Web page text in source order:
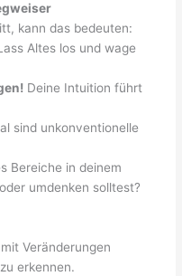
kann das bedeuten:
Altes los und wage
Deine Intuition führt
sind unkonventionelle
Bereiche in deinem
umdenken solltest?
Veränderungen
erkennen.